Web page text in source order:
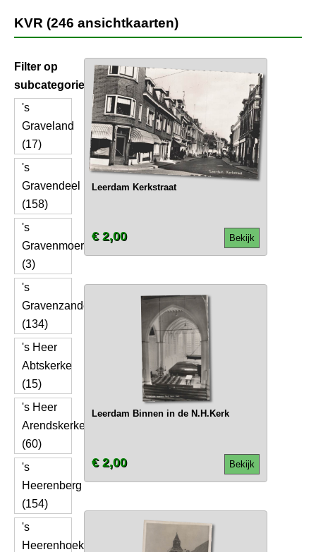
KVR (246 ansichtkaarten)
Filter op
subcategorie
's
Graveland
(17)
's
Gravendeel
(158)
's
Gravenmoer
(3)
's
Gravenzande
(134)
's Heer
Abtskerke
(15)
's Heer
Arendskerke
(60)
's
Heerenberg
(154)
's
Heerenhoek
Leerdam Kerkstraat
Bekijk
€ 2,00
Leerdam Binnen in de N.H.Kerk
Bekijk
€ 2,00